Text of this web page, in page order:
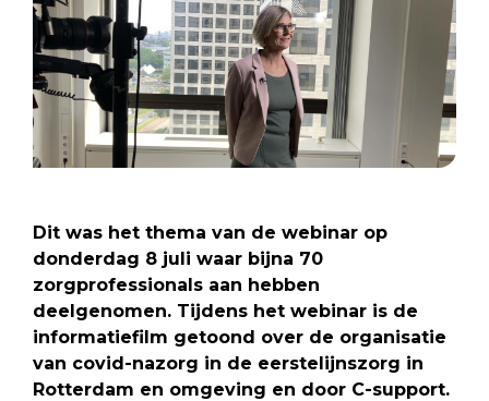
Dit was het thema van de webinar op
donderdag 8 juli waar bijna 70
zorgprofessionals aan hebben
deelgenomen. Tijdens het webinar is de
informatiefilm getoond over de organisatie
van covid-nazorg in de eerstelijnszorg in
Rotterdam en omgeving en door C-support.